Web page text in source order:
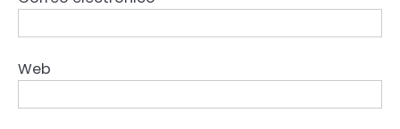
Web